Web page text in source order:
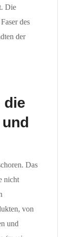
Die
des
der
die
Das
nicht
von
und